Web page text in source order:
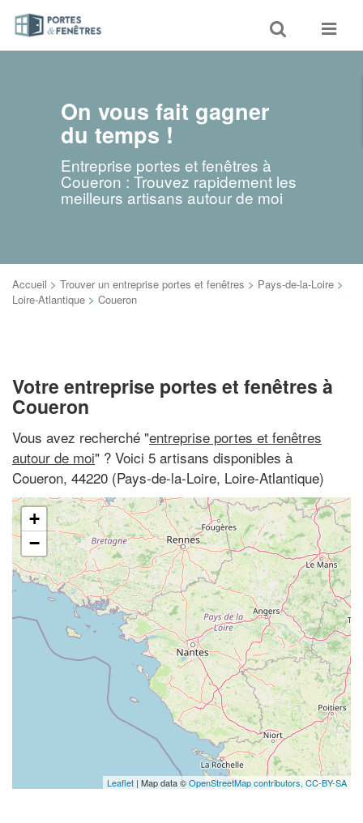
Toggle
search
Toggle
On vous fait gagner
du temps !
Entreprise portes et fenêtres à
Coueron : Trouvez rapidement les
meilleurs artisans autour de moi
Accueil > Trouver un entreprise portes et fenêtres > Pays-de-la-Loire >
Loire-Atlantique > Coueron
Votre entreprise portes et fenêtres à
Coueron
Vous avez recherché "entreprise portes et fenêtres
autour de moi" ? Voici 5 artisans disponibles à
Coueron, 44220 (Pays-de-la-Loire, Loire-Atlantique)
+
−
Leaflet | Map data ©OpenStreetMap contributors, CC-BY-SA